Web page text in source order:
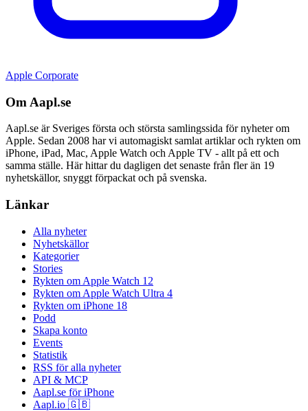
Apple Corporate
Om Aapl.se
Aapl.se är Sveriges första och största samlingssida för nyheter om
Apple. Sedan 2008 har vi automagiskt samlat artiklar och rykten om
iPhone, iPad, Mac, Apple Watch och Apple TV - allt på ett och
samma ställe. Här hittar du dagligen det senaste från fler än 19
nyhetskällor, snyggt förpackat och på svenska.
Länkar
Alla nyheter
Nyhetskällor
Kategorier
Stories
Rykten om Apple Watch 12
Rykten om Apple Watch Ultra 4
Rykten om iPhone 18
Podd
Skapa konto
Events
Statistik
RSS för alla nyheter
API & MCP
Aapl.se för iPhone
Aapl.io 🇬🇧